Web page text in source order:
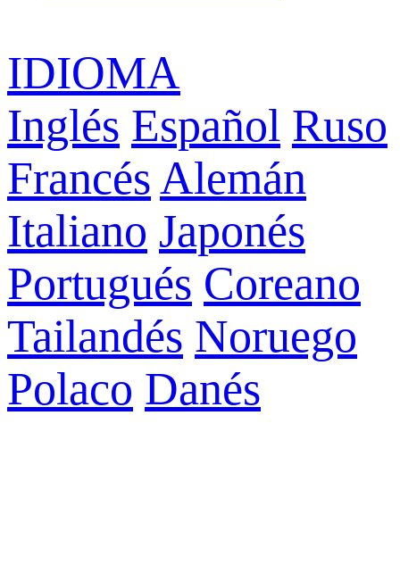
IDIOMA
Inglés Español Ruso
FrancésAlemán
Italiano Japonés
Portugués Coreano
Tailandés Noruego
Polaco Danés